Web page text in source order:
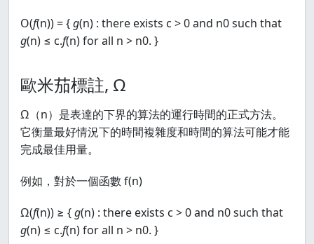
Ο(f(n)) = {g(n) : there exists c > 0 and n0 such that
g(n) ≤ c.f(n) for all n > n0. }
歐米茄標註, Ω
Ω（n）是表達的下界的算法的運行時間的正式方法。
它衡量最好情況下的時間複雜度和時間的算法可能才能
完成最佳用量。
例如，對於一個函數 f(n)
Ω(f(n)) ≥ {g(n) : there exists c > 0 and n0 such that
g(n) ≤ c.f(n) for all n > n0. }